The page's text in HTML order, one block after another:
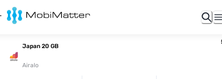
Japan 20 GB
Airalo